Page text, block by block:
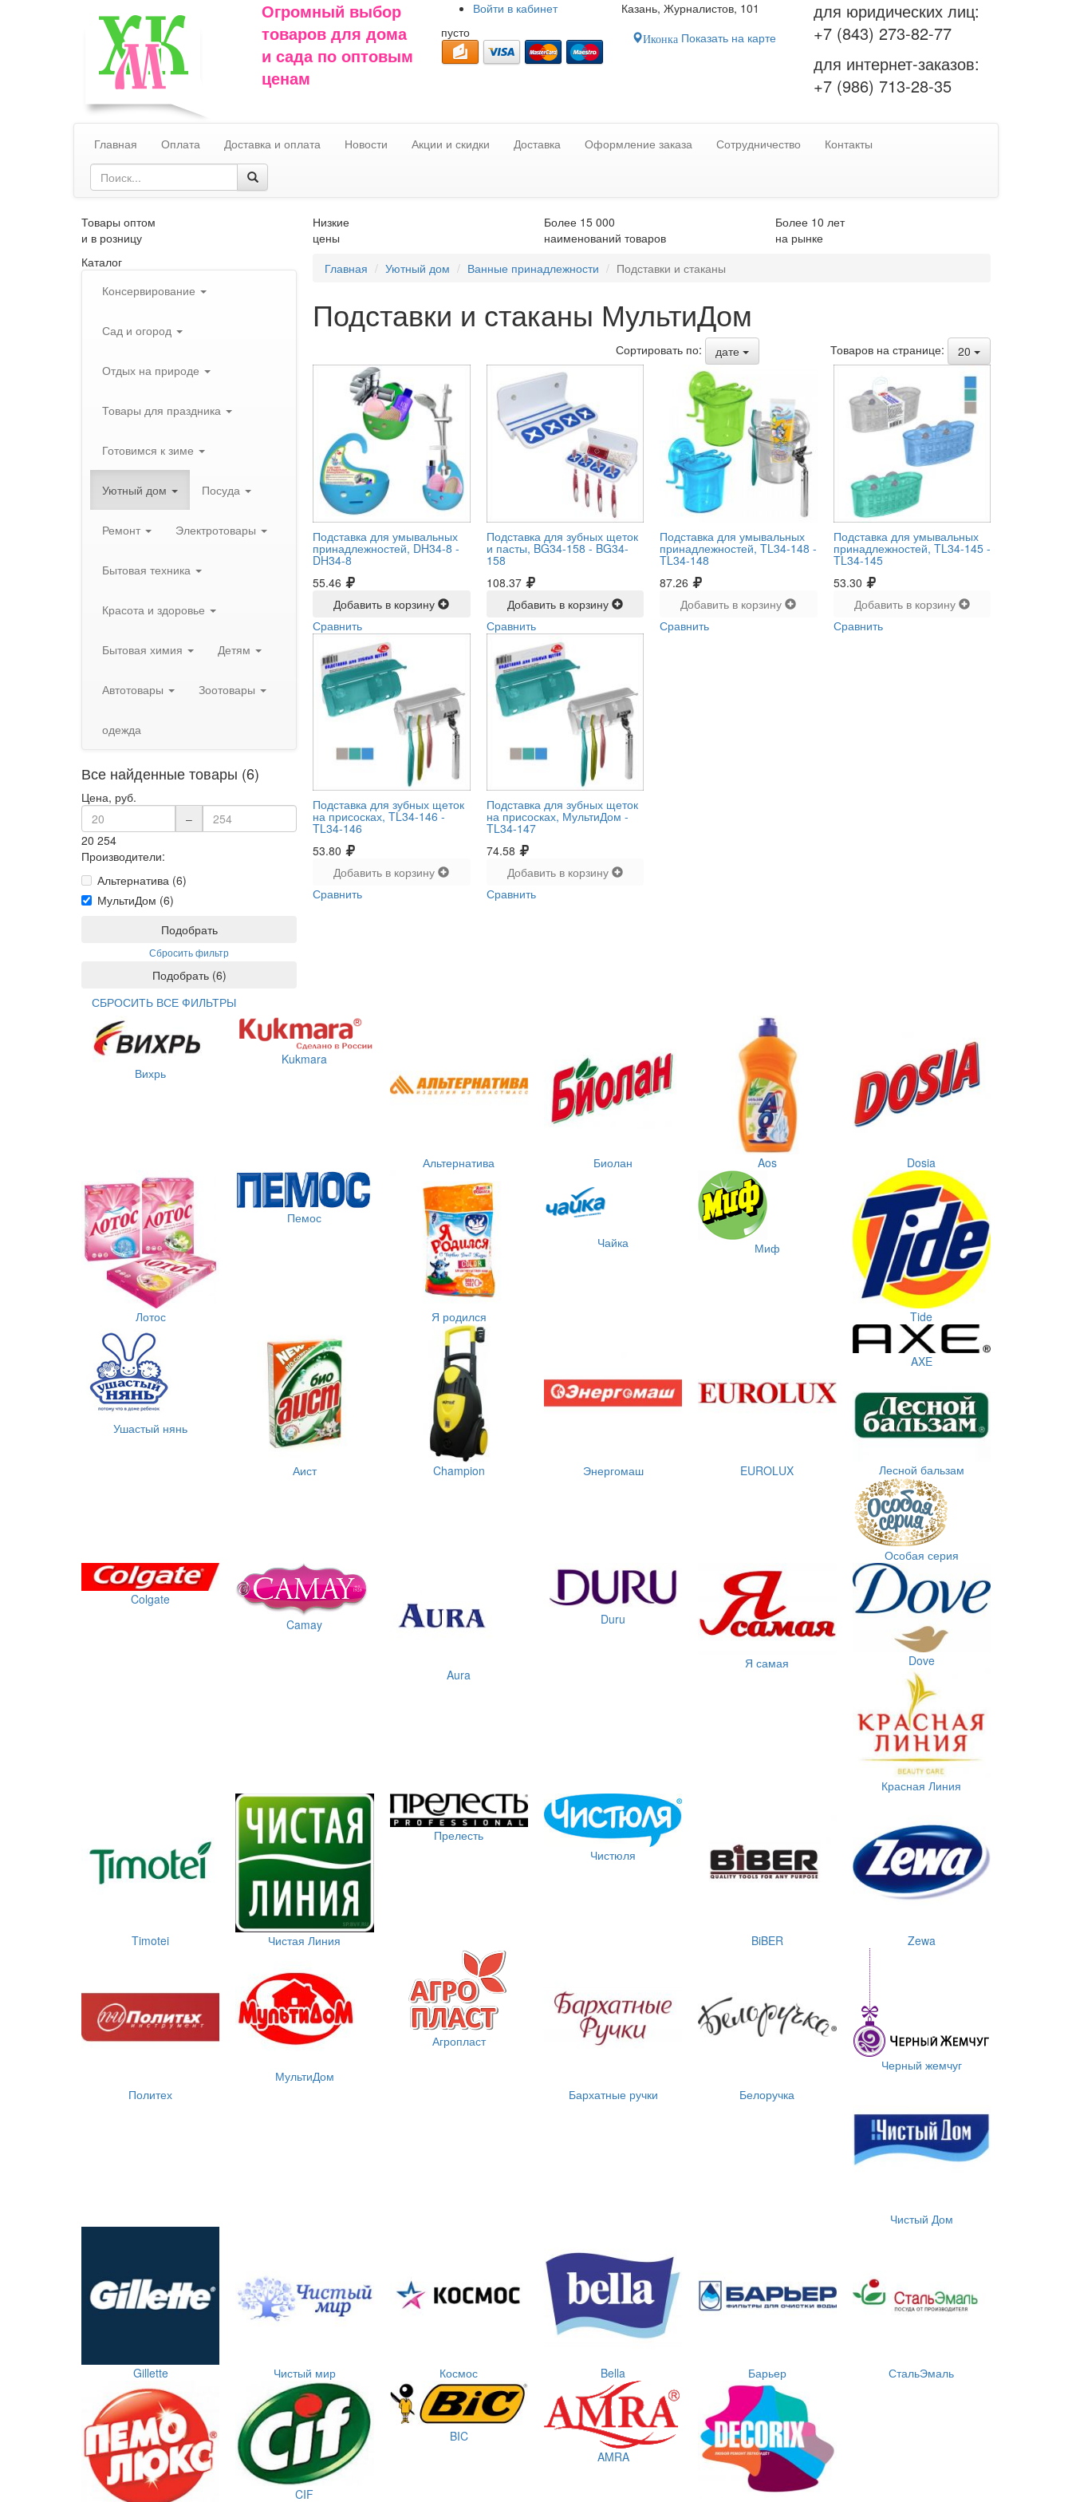
Огромный выбор
товаров для дома
и сада по оптовым
ценам
Войти в кабинет
пусто
Казань, Журналистов, 101
ИконкаПоказать на карте
для юридических лиц:
+7 (843) 273-82-77
для интернет-заказов:
+7 (986) 713-28-35
Главная Оплата Доставка и оплата Новости Акции и скидки Доставка Оформление заказа Сотрудничество Контакты
Товары оптом
и в розницу
Низкие
цены
Более 15 000
наименований товаров
Более 10 лет
на рынке
Каталог
Консервирование
Сад и огород
Отдых на природе
Товары для праздника
Готовимся к зиме
Уютный дом Посуда
Ремонт Электротовары
Бытовая техника
Красота и здоровье
Бытовая химия Детям
Автотовары Зоотовары
одежда
Все найденные товары (6)
Цена, руб.
–
20 254
Производители:
Альтернатива (6)
МультиДом (6)
Подобрать
Сбросить фильтр
Подобрать (6)
СБРОСИТЬ ВСЕ ФИЛЬТРЫ
Главная Уютный дом Ванные принадлежности Подставки и стаканы
Подставки и стаканы МультиДом
Сортировать по: дате Товаров на странице: 20
Подставка для умывальных
принадлежностей, DH34-8 -
DH34-8
55.46
Добавить в корзину
Сравнить
Подставка для зубных щеток
и пасты, BG34-158 - BG34-
158
108.37
Добавить в корзину
Сравнить
Подставка для умывальных
принадлежностей, TL34-148 -
TL34-148
87.26
Добавить в корзину
Сравнить
Подставка для умывальных
принадлежностей, TL34-145 -
TL34-145
53.30
Добавить в корзину
Сравнить
Подставка для зубных щеток
на присосках, TL34-146 -
TL34-146
53.80
Добавить в корзину
Сравнить
Подставка для зубных щеток
на присосках, МультиДом -
TL34-147
74.58
Добавить в корзину
Сравнить
Вихрь
Kukmara
Альтернатива Биолан Aos Dosia
Лотос
Пемос
Я родился
Чайка Миф
Tide
Ушастый нянь
Аист Champion Энергомаш EUROLUX
AXE
Лесной бальзам
Особая серия
Colgate
Camay
Aura
Duru
Я самая Dove
Красная Линия
Timotei Чистая Линия
Прелесть
Чистюля
BiBER Zewa
Политех
МультиДом
Агропласт
Бархатные ручки Белоручка
Черный жемчуг
Чистый Дом
Gillette Чистый мир Космос Bella Барьер СтальЭмаль
CIF
BIC
AMRA